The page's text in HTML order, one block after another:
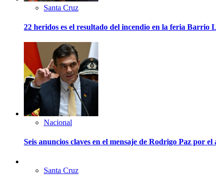
Santa Cruz
22 heridos es el resultado del incendio en la feria Barrio
Nacional
Seis anuncios claves en el mensaje de Rodrigo Paz por
Santa Cruz